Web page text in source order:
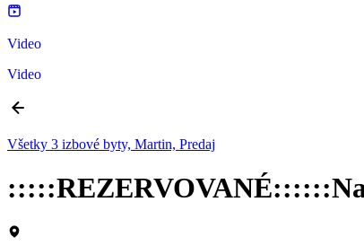
Video
Video
Všetky 3 izbové byty, Martin, Predaj